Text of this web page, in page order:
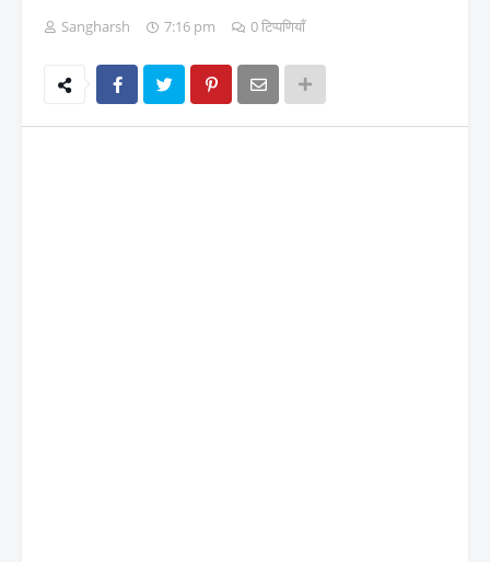
Sangharsh 7:16 pm 0 टिप्पणियाँ